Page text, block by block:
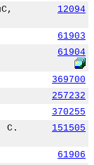
12094
61903
61904
369700
257232
370255
С.
151505
61906